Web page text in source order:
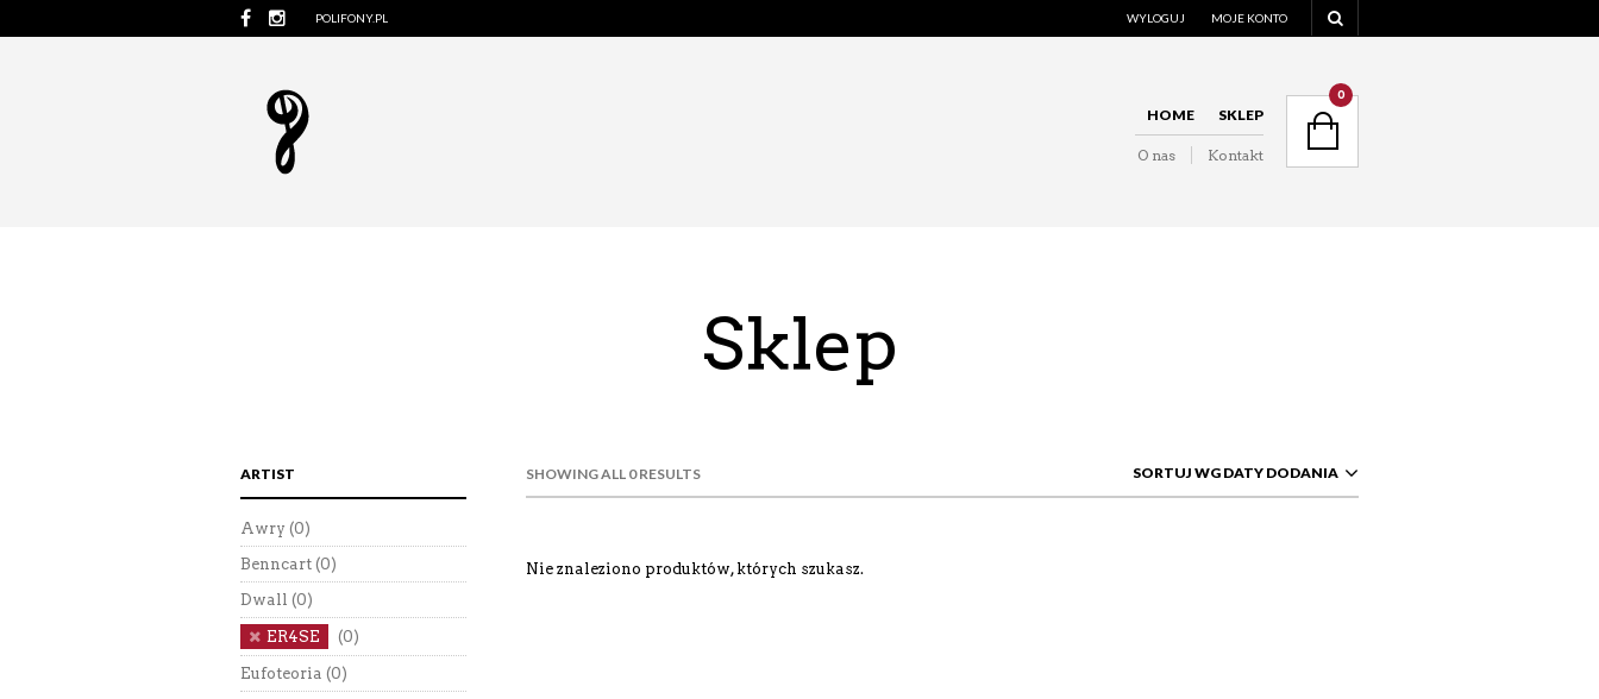
POLIFONY.PL WYLOGUJ MOJE KONTO
HOME SKLEP
O nas Kontakt
0
Sklep
SHOWING ALL 0 RESULTS SORTUJ WG DATY DODANIA
Nie znaleziono produktów, których szukasz.
ARTIST
Awry (0)
Benncart (0)
Dwall (0)
ER4SE (0)
Eufoteoria (0)
NAVIGATION